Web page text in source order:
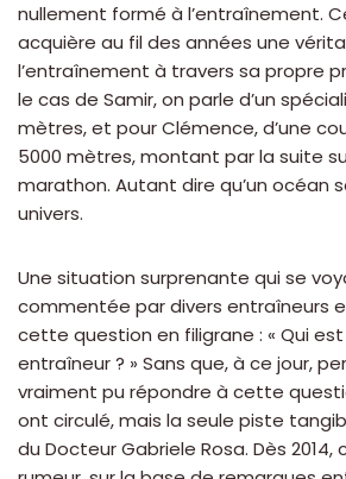
nullement formé à l’entraînement.
acquière au fil des années une
l’entraînement à travers sa propre
le cas de Samir, on parle d’un
mètres, et pour Clémence, d’une
5000 mètres, montant par la suite
marathon. Autant dire qu’un océan
univers.
Une situation surprenante qui se
commentée par divers entraîneurs
cette question en filigrane : « Qui
entraîneur ? » Sans que, à ce jour,
vraiment pu répondre à cette
ont circulé, mais la seule piste
du Docteur Gabriele Rosa. Dès